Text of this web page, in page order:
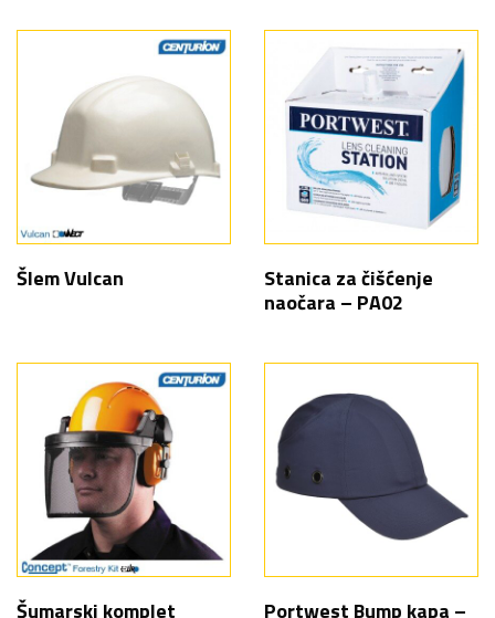
Šlem Vulcan
Stanica za čišćenje
naočara – PA02
Šumarski komplet
Portwest Bump kapa –